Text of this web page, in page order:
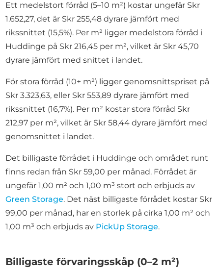
Ett medelstort förråd (5–10 m²) kostar ungefär Skr
1.652,27, det är Skr 255,48 dyrare jämfört med
rikssnittet (15,5%). Per m² ligger medelstora förråd i
Huddinge på Skr 216,45 per m², vilket är Skr 45,70
dyrare jämfört med snittet i landet.
För stora förråd (10+ m²) ligger genomsnittspriset på
Skr 3.323,63, eller Skr 553,89 dyrare jämfört med
rikssnittet (16,7%). Per m² kostar stora förråd Skr
212,97 per m², vilket är Skr 58,44 dyrare jämfört med
genomsnittet i landet.
Det billigaste förrådet i Huddinge och området runt
finns redan från Skr 59,00 per månad. Förrådet är
ungefär 1,00 m² och 1,00 m³ stort och erbjuds av
Green Storage. Det näst billigaste förrådet kostar Skr
99,00 per månad, har en storlek på cirka 1,00 m² och
1,00 m³ och erbjuds av PickUp Storage.
Billigaste förvaringsskåp (0–2 m²)